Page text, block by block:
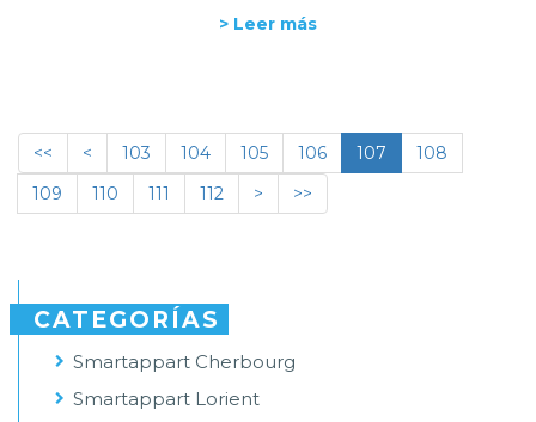
> Leer más
<< < 103 104 105 106 107
108
109
110 111 112 > >>
CATEGORÍAS
Smartappart Cherbourg
Smartappart Lorient